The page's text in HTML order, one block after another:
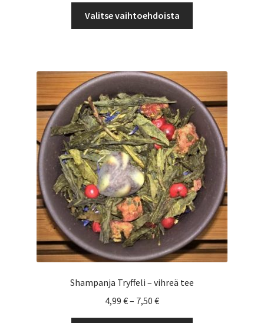
-
6,50 €
Valitse vaihtoehdoista
Voit
tehdä
valinnat
tuotteen
sivulla.
Shampanja Tryffeli – vihreä tee
4,99 €– 7,50 €Hintaluokka:
4,99 €